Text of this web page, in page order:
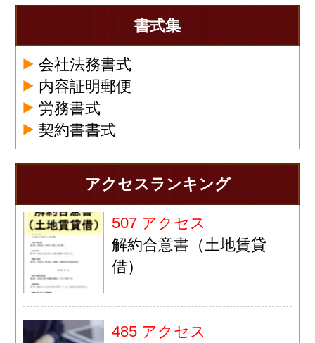
書式集
会社法務書式
内容証明郵便
労務書式
契約書書式
アクセスランキング
507 アクセス
解約合意書（土地賃貸
借）
485 アクセス